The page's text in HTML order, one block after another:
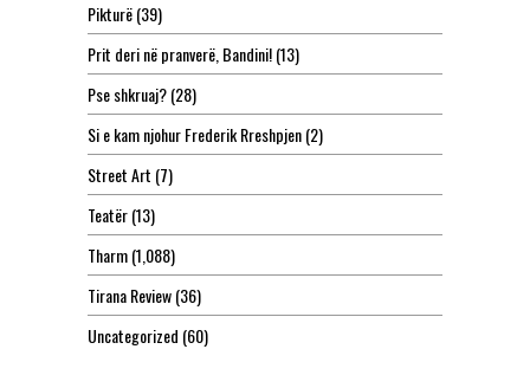
Pikturë(39)
Prit deri në pranverë, Bandini!(13)
Pse shkruaj?(28)
Si e kam njohur Frederik Rreshpjen(2)
Street Art (7)
Teatër(13)
Tharm(1,088)
Tirana Review(36)
Uncategorized (60)